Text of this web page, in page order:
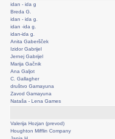
idan - ida g
Breda G.
idan - ida g.
idan -ida g.
idan-ida g.
Anita Gaberšček
Izidor Gabrijel
Jernej Gabrijel
Marija Gačnik
Ana Galjot
C. Gallagher
društvo Gamayuna
Zavod Gamayuna
Nataša - Lena Games
Valerija Hozjan (prevod)
Houghton Mifflin Company